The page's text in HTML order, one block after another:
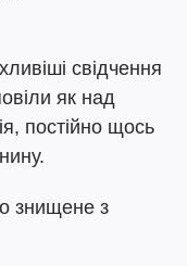
свідчення
як над
постійно щось
знищене з